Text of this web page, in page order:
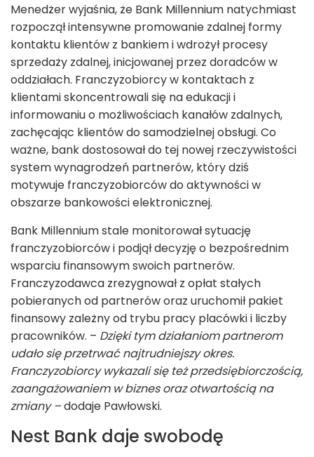
Menedżer wyjaśnia, że Bank Millennium natychmiast
rozpoczął intensywne promowanie zdalnej formy
kontaktu klientów z bankiem i wdrożył procesy
sprzedaży zdalnej, inicjowanej przez doradców w
oddziałach. Franczyzobiorcy w kontaktach z
klientami skoncentrowali się na edukacji i
informowaniu o możliwościach kanałów zdalnych,
zachęcając klientów do samodzielnej obsługi. Co
ważne, bank dostosował do tej nowej rzeczywistości
system wynagrodzeń partnerów, który dziś
motywuje franczyzobiorców do aktywności w
obszarze bankowości elektronicznej.
Bank Millennium stale monitorował sytuację
franczyzobiorców i podjął decyzję o bezpośrednim
wsparciu finansowym swoich partnerów.
Franczyzodawca zrezygnował z opłat stałych
pobieranych od partnerów oraz uruchomił pakiet
finansowy zależny od trybu pracy placówki i liczby
pracowników. – Dzięki tym działaniom partnerom
udało się przetrwać najtrudniejszy okres.
Franczyzobiorcy wykazali się też przedsiębiorczością,
zaangażowaniem w biznes oraz otwartością na
zmiany –dodaje Pawłowski.
Nest Bank daje swobodę